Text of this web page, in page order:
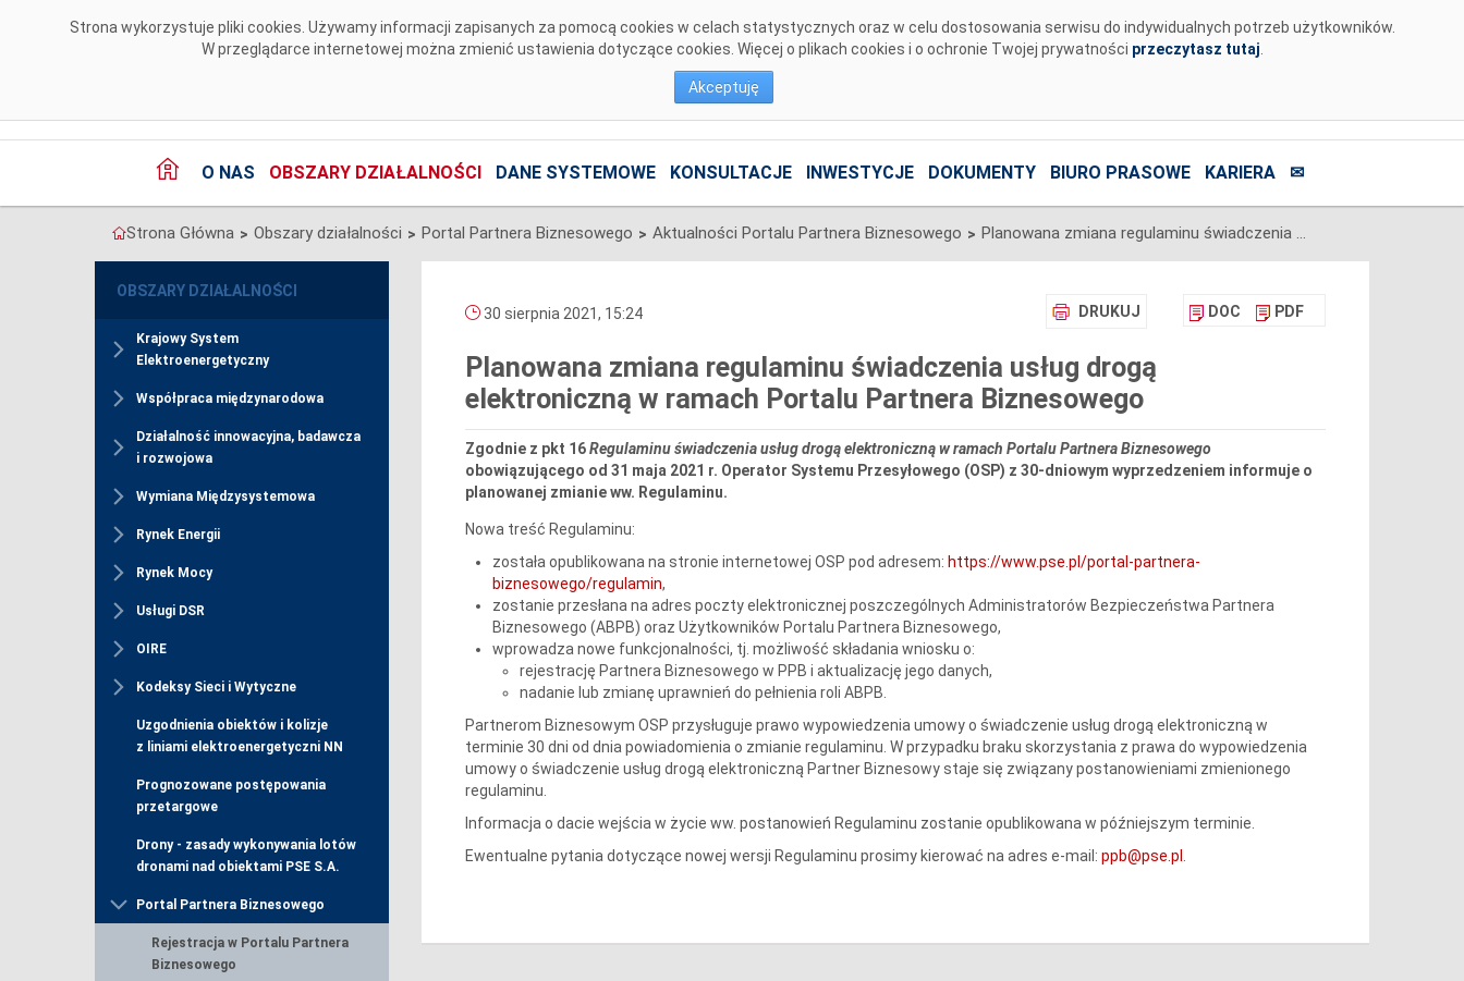
Strona wykorzystuje pliki cookies. Używamy informacji zapisanych za pomocą cookies w celach statystycznych oraz w celu dostosowania serwisu do indywidualnych potrzeb użytkowników.
W przeglądarce internetowej można zmienić ustawienia dotyczące cookies. Więcej o plikach cookies i o ochronie Twojej prywatności przeczytasz tutaj
Akceptuję
O NAS OBSZARY DZIAŁALNOŚCI DANE SYSTEMOWE KONSULTACJE INWESTYCJE DOKUMENTY BIURO PRASOWE KARIERA ✉
Strona Główna > Obszary działalności > Portal Partnera Biznesowego > Aktualności Portalu Partnera Biznesowego > Planowana zmiana regulaminu świadczenia usług drogą elektroniczną w ramach Portalu Partnera Biznesowego
OBSZARY DZIAŁALNOŚCI
Krajowy System
Elektroenergetyczny
Współpraca międzynarodowa
Działalność innowacyjna, badawcza
i rozwojowa
Wymiana Międzysystemowa
Rynek Energii
Rynek Mocy
Usługi DSR
OIRE
Kodeksy Sieci i Wytyczne
Uzgodnienia obiektów i kolizje
z liniami elektroenergetyczni NN
Prognozowane postępowania
przetargowe
Drony - zasady wykonywania lotów
dronami nad obiektami PSE S.A.
Portal Partnera Biznesowego
Rejestracja w Portalu Partnera
Biznesowego
DRUKUJ DOC PDF
30 sierpnia 2021, 15:24
Planowana zmiana regulaminu świadczenia usług drogą
elektroniczną w ramach Portalu Partnera Biznesowego
Zgodnie z pkt 16Regulaminu świadczenia usług drogą elektroniczną w ramach Portalu Partnera Biznesowego
obowiązującego od 31 maja 2021 r. Operator Systemu Przesyłowego (OSP) z 30-dniowym wyprzedzeniem informuje o
planowanej zmianie ww. Regulaminu.
Nowa treść Regulaminu:
została opublikowana na stronie internetowej OSP pod adresem: https://www.pse.pl/portal-partnera-
biznesowego/regulamin,
zostanie przesłana na adres poczty elektronicznej poszczególnych Administratorów Bezpieczeństwa Partnera
Biznesowego (ABPB) oraz Użytkowników Portalu Partnera Biznesowego,
wprowadza nowe funkcjonalności, tj. możliwość składania wniosku o:
rejestrację Partnera Biznesowego w PPB i aktualizację jego danych,
nadanie lub zmianę uprawnień do pełnienia roli ABPB.
Partnerom Biznesowym OSP przysługuje prawo wypowiedzenia umowy o świadczenie usług drogą elektroniczną w
terminie 30 dni od dnia powiadomienia o zmianie regulaminu. W przypadku braku skorzystania z prawa do wypowiedzenia
umowy o świadczenie usług drogą elektroniczną Partner Biznesowy staje się związany postanowieniami zmienionego
regulaminu.
Informacja o dacie wejścia w życie ww. postanowień Regulaminu zostanie opublikowana w późniejszym terminie.
Ewentualne pytania dotyczące nowej wersji Regulaminu prosimy kierować na adres e-mail: ppb@pse.pl